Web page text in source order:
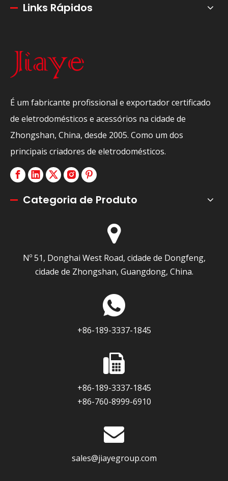
Links Rápidos
É um fabricante profissional e exportador certificado
de eletrodomésticos e acessórios na cidade de
Zhongshan, China, desde 2005. Como um dos
principais criadores de eletrodomésticos.
Categoria de Produto
Nº 51, Donghai West Road, cidade de Dongfeng,
cidade de Zhongshan, Guangdong, China.
+86-189-3337-1845
+86-189-3337-1845
+86-760-8999-6910
sales@jiayegroup.com